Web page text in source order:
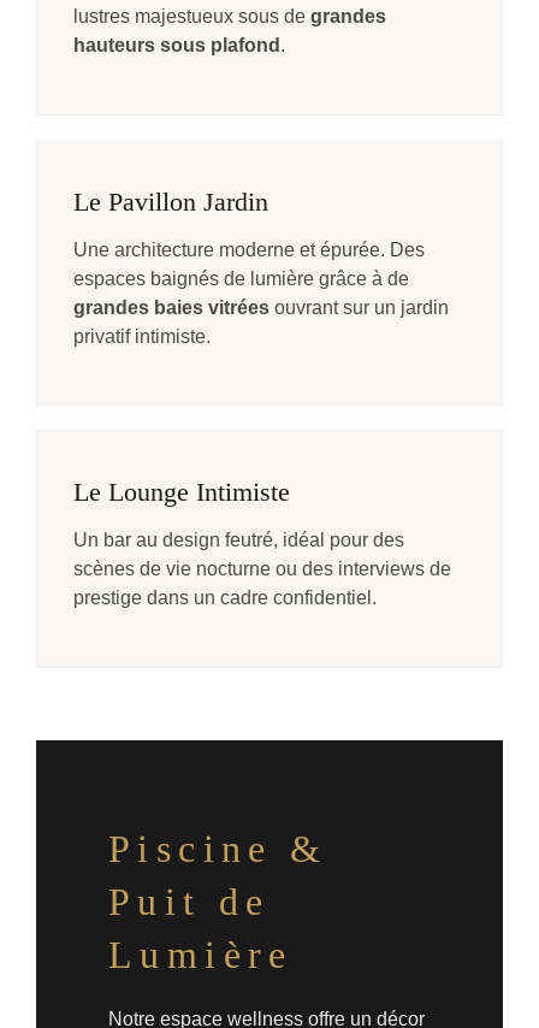
lustres majestueux sous de grandes
hauteurs sous plafond .
Le Pavillon Jardin
Une architecture moderne et épurée. Des
espaces baignés de lumière grâce à de
grandes baies vitrées ouvrant sur un jardin
privatif intimiste.
Le Lounge Intimiste
Un bar au design feutré, idéal pour des
scènes de vie nocturne ou des interviews de
prestige dans un cadre confidentiel.
Piscine &
Puit de
Lumière
Notre espace wellness offre un décor